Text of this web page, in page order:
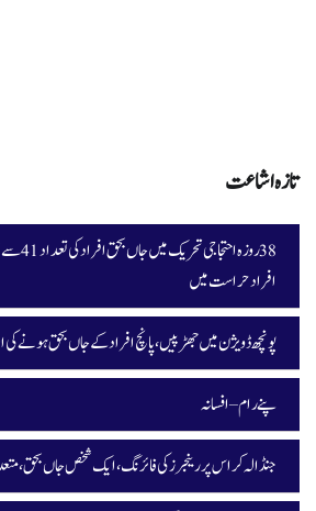
تازہ اشاعت
38 روزہ
افراد حراست میں
پونچھ ڈویژن میں جھڑپیں، پانچ افراد کے جاں بحق ہونے
پنے رام – افسانہ
جنڈالہ کراس پر رینجرز کی فائرنگ، ایک شخص جاں بحق،